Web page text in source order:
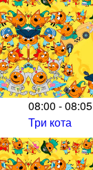
08:00 - 08:05
Три кота